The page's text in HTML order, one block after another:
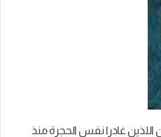
اللذين غادرا نفس الحجرة منذ